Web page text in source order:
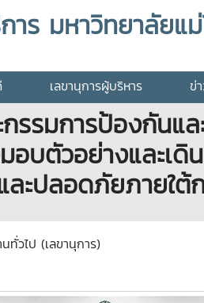
าร มหาวิทยาลัยแ
เลขานุการผู้บริหาร ข่
รมการป้องกันแ
บตัวอย่างและเดิ
ะปลอดภัยภายใต้
ทั่วไป (เลขานุการ)